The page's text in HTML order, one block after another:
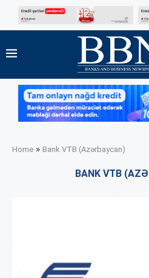
Home » Bank VTB (Azərbaycan)
BANK VTB